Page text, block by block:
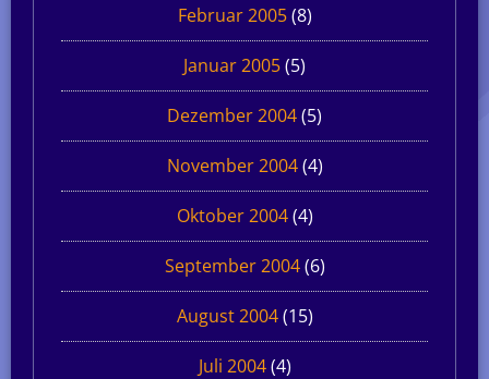
Februar 2005(8)
Januar 2005(5)
Dezember 2004(5)
November 2004(4)
Oktober 2004(4)
September 2004(6)
August 2004(15)
Juli 2004(4)